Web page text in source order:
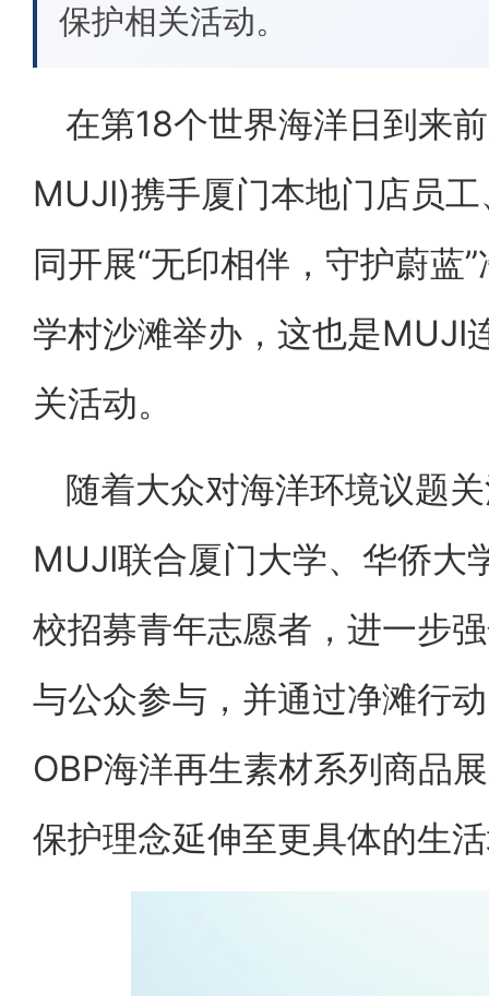
保护相关活动。
在第18个世界海洋日到来
MUJI)携手厦门本地门店员
同开展“无印相伴，守护蔚蓝
学村沙滩举办，这也是MUJI
关活动。
随着大众对海洋环境议题
MUJI联合厦门大学、华侨大
校招募青年志愿者，进一步
与公众参与，并通过净滩行
OBP海洋再生素材系列商品
保护理念延伸至更具体的生